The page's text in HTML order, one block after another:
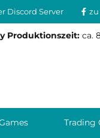
Discord Server zu
Produktionszeit: ca.
Trading